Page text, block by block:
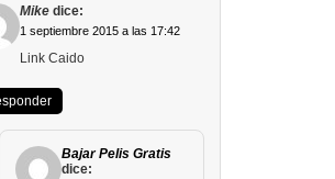
Mike dice:
1 septiembre 2015 a las 17:42
Link Caido
Bajar Pelis Gratis
dice: